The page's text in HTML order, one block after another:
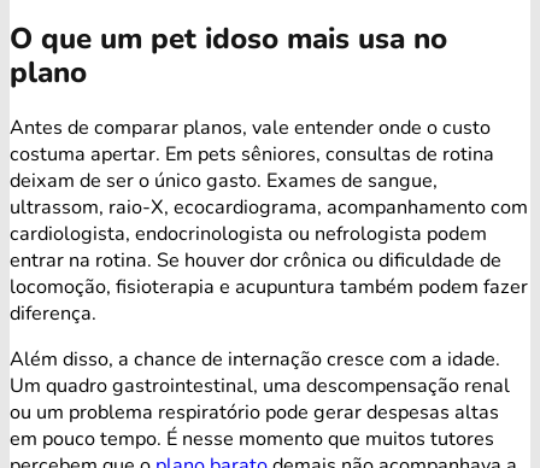
O que um pet idoso mais usa no
plano
Antes de comparar planos, vale entender onde o custo
costuma apertar. Em pets sêniores, consultas de rotina
deixam de ser o único gasto. Exames de sangue,
ultrassom, raio-X, ecocardiograma, acompanhamento com
cardiologista, endocrinologista ou nefrologista podem
entrar na rotina. Se houver dor crônica ou dificuldade de
locomoção, fisioterapia e acupuntura também podem fazer
diferença.
Além disso, a chance de internação cresce com a idade.
Um quadro gastrointestinal, uma descompensação renal
ou um problema respiratório pode gerar despesas altas
em pouco tempo. É nesse momento que muitos tutores